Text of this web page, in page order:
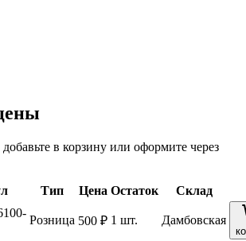
в корзину или оформите через
Тип Цена Остаток
Склад
Розница 500 ₽ 1 шт. Дамбовская